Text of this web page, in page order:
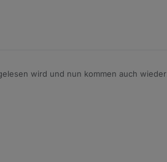
wird und nun kommen auch wieder